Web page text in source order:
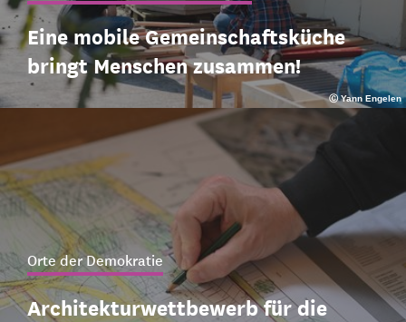
Ⓒ Yann Engelen
Eine mobile Gemeinschaftsküche
bringt Menschen zusammen!
Orte der Demokratie
Architekturwettbewerb für die